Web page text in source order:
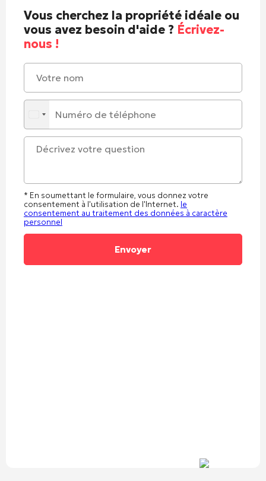
Vous cherchez la propriété idéale ou
vous avez besoin d'aide ? Écrivez-
nous !
* En soumettant le formulaire, vous donnez votre
consentement à l'utilisation de l'Internet. le
consentement au traitement des données à caractère
personnel